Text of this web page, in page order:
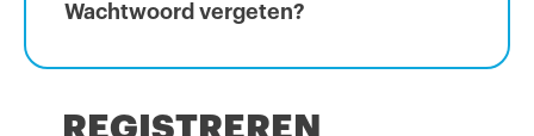
Wachtwoord vergeten?
REGISTREREN